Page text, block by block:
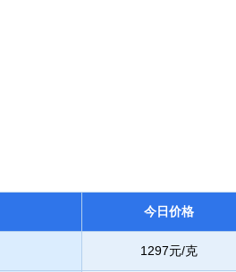
今日价格
1297元/克